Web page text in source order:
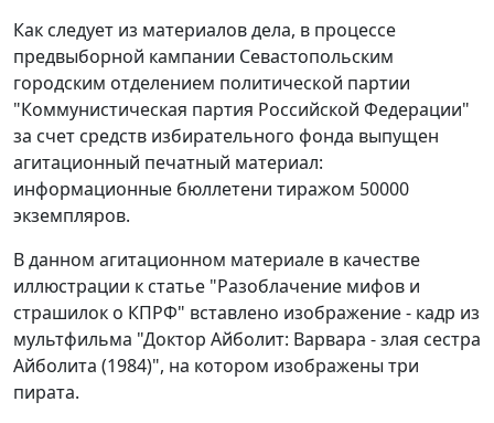
Как следует из материалов дела, в процессе
предвыборной кампании Севастопольским
городским отделением политической партии
"Коммунистическая партия Российской Федерации"
за счет средств избирательного фонда выпущен
агитационный печатный материал:
информационные бюллетени тиражом 50000
экземпляров.
В данном агитационном материале в качестве
иллюстрации к статье "Разоблачение мифов и
страшилок о КПРФ" вставлено изображение - кадр из
мультфильма "Доктор Айболит: Варвара - злая сестра
Айболита (1984)", на котором изображены три
пирата.